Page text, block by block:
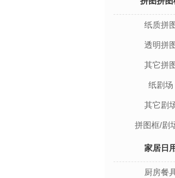
纸质拼
透明拼
其它拼
纸剧场
其它剧
拼图框/剧
家居日
厨房餐